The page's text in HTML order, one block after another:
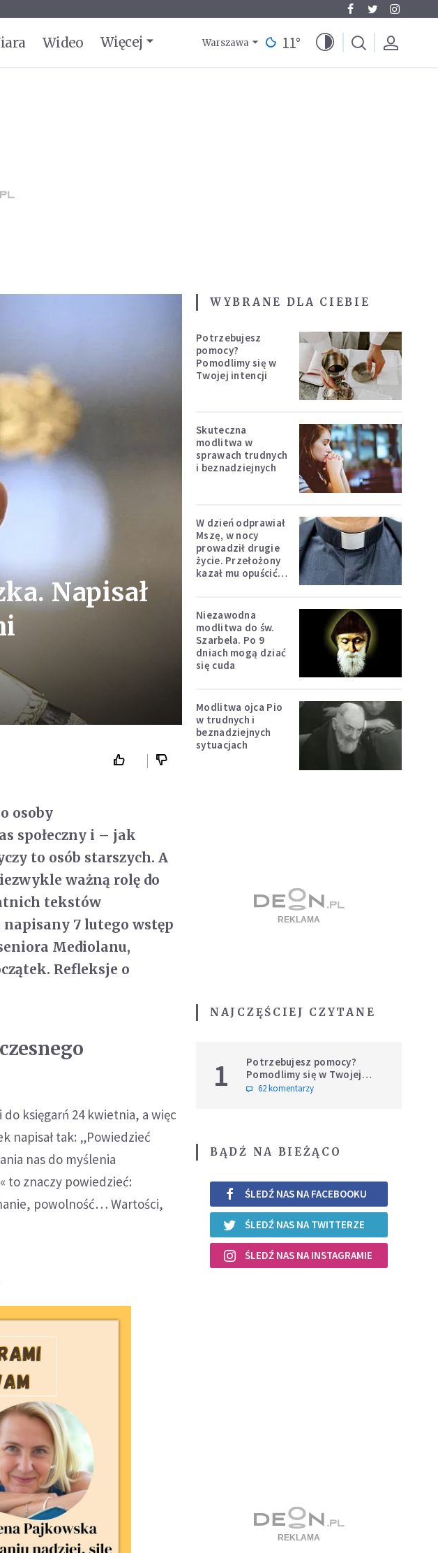
Wideo Więcej Warszawa 11°
Napisał
osoby
społeczny i – jak
to osób starszych. A
ważną rolę do
tekstów
7 lutego wstęp
Mediolanu,
Refleksje o
księgarń 24 kwietnia, a więc
napisał tak: „Powiedzieć
nas do myślenia
to znaczy powiedzieć:
powolność… Wartości,
WYBRANE DLA CIEBIE
Potrzebujesz
pomocy?
Pomodlimy się w
Twojej intencji
Skuteczna
modlitwa w
sprawach trudnych
i beznadziejnych
W dzień odprawiał
Mszę, w nocy
prowadził drugie
życie. Przełożony
kazał mu opuścić
Niezawodna
modlitwa do św.
Szarbela. Po 9
dniach mogą dziać
się cuda
Modlitwa ojca Pio
w trudnych i
beznadziejnych
sytuacjach
NAJCZĘŚCIEJ CZYTANE
1
Potrzebujesz pomocy?
Pomodlimy się w Twojej
intencji
62 komentarzy
BĄDŹ NA BIEŻĄCO
ŚLEDŹ NAS NA FACEBOOKU
ŚLEDŹ NAS NA TWITTERZE
ŚLEDŹ NAS NA INSTAGRAMIE